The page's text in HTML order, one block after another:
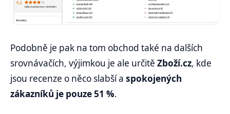
Podobně je pak na tom obchod také na dalších
srovnávačích, výjimkou je ale určitě Zboží.cz, kde
jsou recenze o něco slabší a spokojených
zákazníků je pouze 51 %.